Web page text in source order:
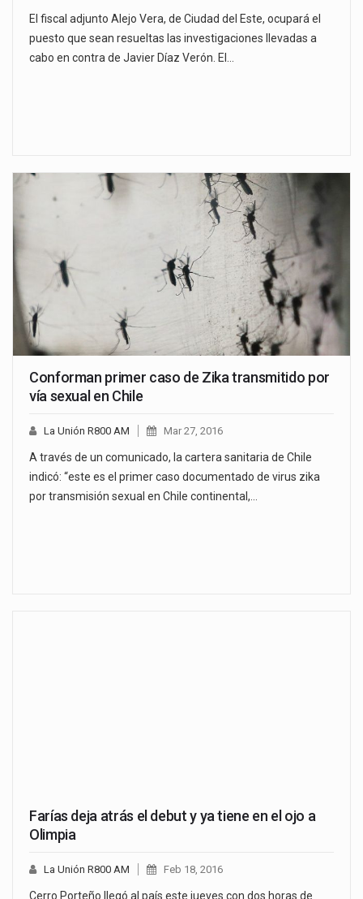
El fiscal adjunto Alejo Vera, de Ciudad del Este, ocupará el
puesto que sean resueltas las investigaciones llevadas a
cabo en contra de Javier Díaz Verón. El…
Conforman primer caso de Zika transmitido por
vía sexual en Chile
La Unión R800 AM Mar 27, 2016
A través de un comunicado, la cartera sanitaria de Chile
indicó: “este es el primer caso documentado de virus zika
por transmisión sexual en Chile continental,…
Farías deja atrás el debut y ya tiene en el ojo a
Olimpia
La Unión R800 AM Feb 18, 2016
Cerro Porteño llegó al país este jueves con dos horas de